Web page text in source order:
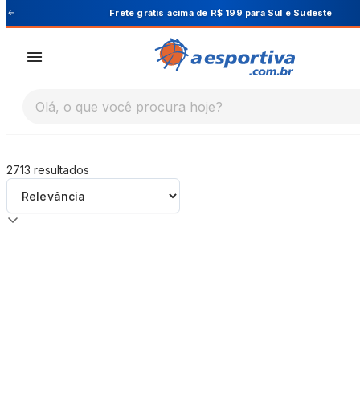
A Esportiva Frete grátis acima de R$ 199 para Sul e Sudeste
Olá, o que você procura hoje?
2713 resultados